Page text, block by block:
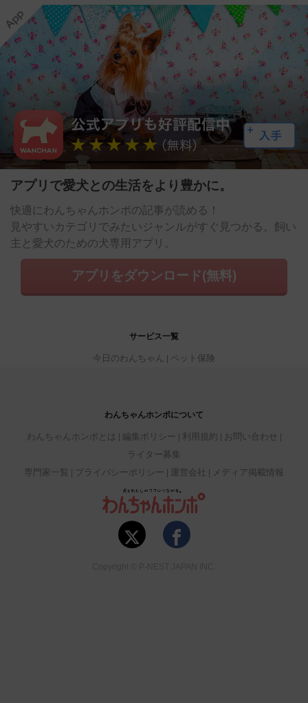
アプリで愛犬との生活をより豊かに。
快適にわんちゃんホンポの記事が読める！
見やすいカテゴリでみたいジャンルがすぐ見つかる。飼い
主と愛犬のための犬専用アプリ。
アプリをダウンロード(無料)
サービス一覧
今日のわんちゃん ペット保険
わんちゃんホンポについて
わんちゃんホンポとは 編集ポリシー 利用規約
お問い合わせ
ライター募集
専門家一覧
プライバシーポリシー 運営会社 メディア掲載情報